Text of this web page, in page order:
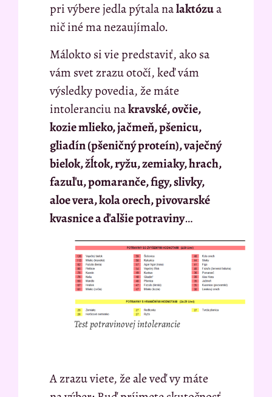
pri výbere jedla pýtala nalaktózua
nič iné ma nezaujímalo.
Málokto si vie predstaviť, ako sa
vám svet zrazu otočí, keď vám
výsledky povedia, že máte
intoleranciu nakravské, ovčie,
kozie mlieko, jačmeň, pšenicu,
gliadín (pšeničný proteín), vaječný
bielok, žĺtok, ryžu, zemiaky, hrach,
fazuľu, pomaranče, figy, slivky,
aloe vera, kola orech, pivovarské
kvasnice a ďalšie potraviny…
Test potravinovej intolerancie
A zrazu viete, že ale veď vy máte